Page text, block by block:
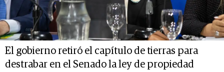
El gobierno retiró el capítulo de tierras para
destrabar en el Senado la ley de propiedad